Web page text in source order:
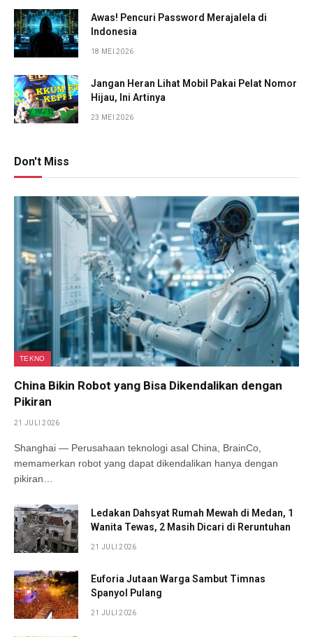
Awas! Pencuri Password Merajalela di
Indonesia
18 MEI 2026
Jangan Heran Lihat Mobil Pakai Pelat Nomor
Hijau, Ini Artinya
23 MEI 2026
Don't Miss
TEKNO
China Bikin Robot yang Bisa Dikendalikan dengan
Pikiran
21 JULI 2026
Shanghai — Perusahaan teknologi asal China, BrainCo,
memamerkan robot yang dapat dikendalikan hanya dengan
pikiran…
Ledakan Dahsyat Rumah Mewah di Medan, 1
Wanita Tewas, 2 Masih Dicari di Reruntuhan
21 JULI 2026
Euforia Jutaan Warga Sambut Timnas
Spanyol Pulang
21 JULI 2026